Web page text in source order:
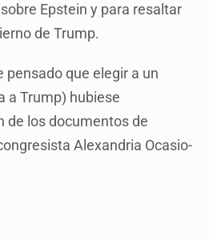
Epstein y para resaltar
de Trump.
pensado que elegir a un
a Trump) hubiese
de los documentos de
Alexandria Ocasio-